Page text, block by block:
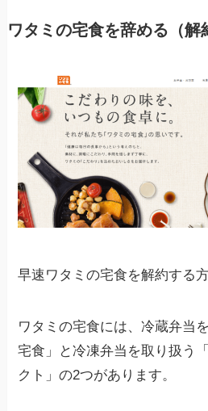
ワタミの宅食を辞める（解
早速ワタミの宅食を解約する
ワタミの宅食には、冷蔵弁当
宅食」と冷凍弁当を取り扱う
クト」の2つがあります。